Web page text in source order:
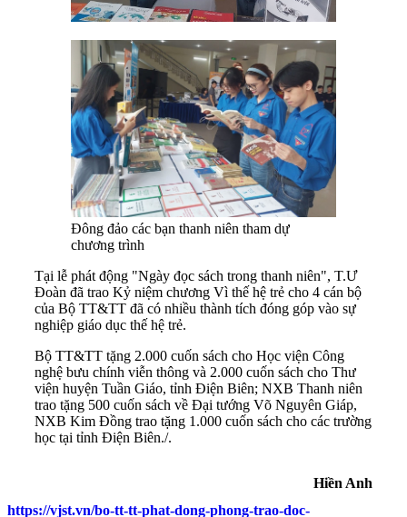
Đông đảo các bạn thanh niên tham dự
chương trình
Tại lễ phát động "Ngày đọc sách trong thanh niên", T.Ư
Đoàn đã trao Kỷ niệm chương Vì thế hệ trẻ cho 4 cán bộ
của Bộ TT&TT đã có nhiều thành tích đóng góp vào sự
nghiệp giáo dục thế hệ trẻ.
Bộ TT&TT tặng 2.000 cuốn sách cho Học viện Công
nghệ bưu chính viễn thông và 2.000 cuốn sách cho Thư
viện huyện Tuần Giáo, tỉnh Điện Biên; NXB Thanh niên
trao tặng 500 cuốn sách về Đại tướng Võ Nguyên Giáp,
NXB Kim Đồng trao tặng 1.000 cuốn sách cho các trường
học tại tỉnh Điện Biên./.
Hiền Anh
https://vjst.vn/bo-tt-tt-phat-dong-phong-trao-doc-